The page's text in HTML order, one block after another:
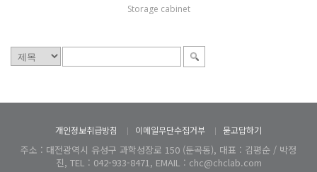
Storage cabinet
개인정보취급방침 이메일무단수집거부 묻고답하기
주소 : 대전광역시 유성구 과학성장로 150 (둔곡동), 대표 : 김평순 / 박정
진, TEL : 042-933-8471, EMAIL : chc@chclab.com